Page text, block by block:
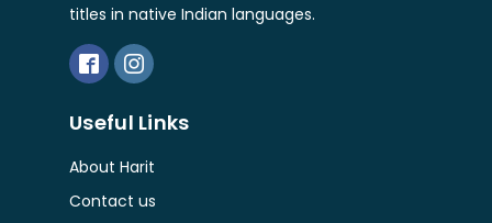
titles in native Indian languages.
Useful Links
About Harit
Contact us